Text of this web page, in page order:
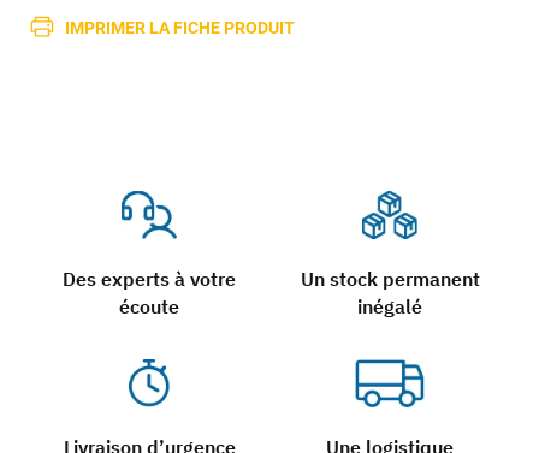
IMPRIMER LA FICHE PRODUIT
Des experts à votre
écoute
Un stock permanent
inégalé
Livraison d’urgence
Une logistique